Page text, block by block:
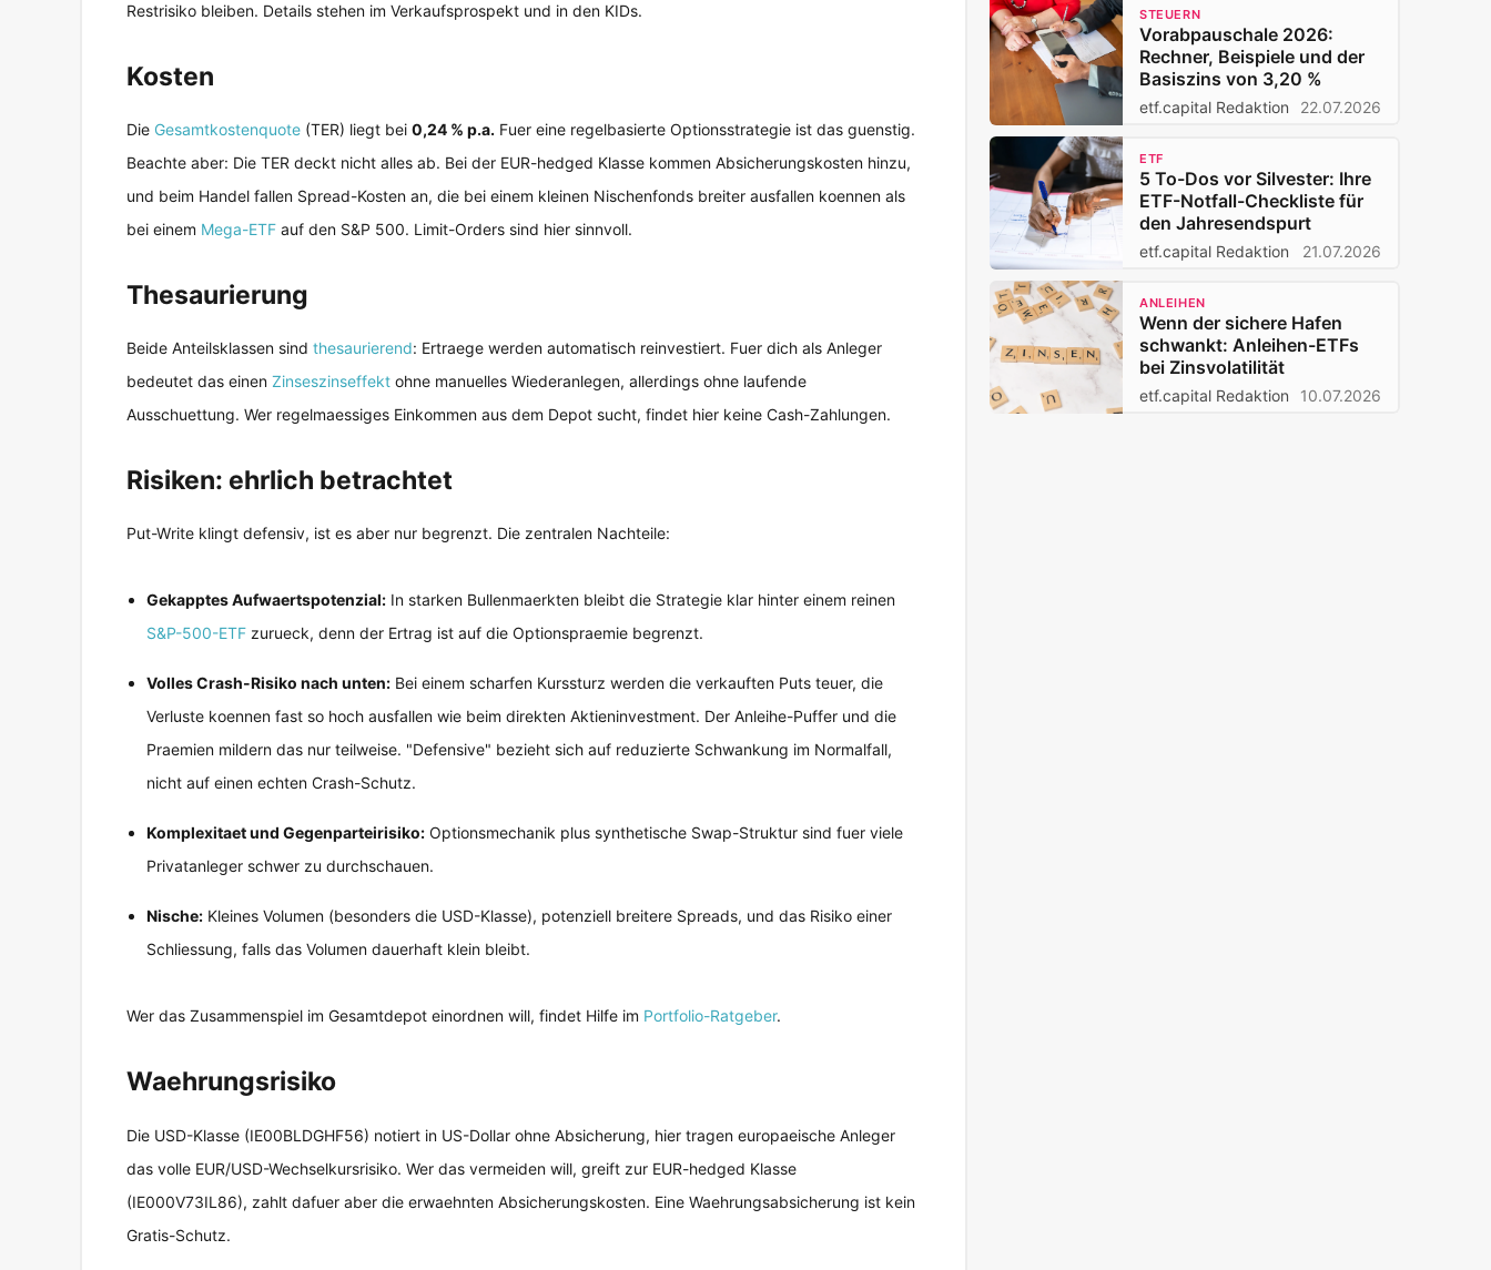
Restrisiko bleiben. Details stehen im Verkaufsprospekt und in den KIDs.
Kosten
Die Gesamtkostenquote (TER) liegt bei 0,24 % p.a. Fuer eine regelbasierte Optionsstrategie ist das guenstig.
Beachte aber: Die TER deckt nicht alles ab. Bei der EUR-hedged Klasse kommen Absicherungskosten hinzu,
und beim Handel fallen Spread-Kosten an, die bei einem kleinen Nischenfonds breiter ausfallen koennen als
bei einem Mega-ETF auf den S&P 500. Limit-Orders sind hier sinnvoll.
Thesaurierung
Beide Anteilsklassen sind thesaurierend: Ertraege werden automatisch reinvestiert. Fuer dich als Anleger
bedeutet das einen Zinseszinseffekt ohne manuelles Wiederanlegen, allerdings ohne laufende
Ausschuettung. Wer regelmaessiges Einkommen aus dem Depot sucht, findet hier keine Cash-Zahlungen.
Risiken: ehrlich betrachtet
Put-Write klingt defensiv, ist es aber nur begrenzt. Die zentralen Nachteile:
Gekapptes Aufwaertspotenzial: In starken Bullenmaerkten bleibt die Strategie klar hinter einem reinen
S&P-500-ETF zurueck, denn der Ertrag ist auf die Optionspraemie begrenzt.
Volles Crash-Risiko nach unten: Bei einem scharfen Kurssturz werden die verkauften Puts teuer, die
Verluste koennen fast so hoch ausfallen wie beim direkten Aktieninvestment. Der Anleihe-Puffer und die
Praemien mildern das nur teilweise. "Defensive" bezieht sich auf reduzierte Schwankung im Normalfall,
nicht auf einen echten Crash-Schutz.
Komplexitaet und Gegenparteirisiko: Optionsmechanik plus synthetische Swap-Struktur sind fuer viele
Privatanleger schwer zu durchschauen.
Nische: Kleines Volumen (besonders die USD-Klasse), potenziell breitere Spreads, und das Risiko einer
Schliessung, falls das Volumen dauerhaft klein bleibt.
Wer das Zusammenspiel im Gesamtdepot einordnen will, findet Hilfe im Portfolio-Ratgeber.
Waehrungsrisiko
Die USD-Klasse (IE00BLDGHF56) notiert in US-Dollar ohne Absicherung, hier tragen europaeische Anleger
das volle EUR/USD-Wechselkursrisiko. Wer das vermeiden will, greift zur EUR-hedged Klasse
(IE000V73IL86), zahlt dafuer aber die erwaehnten Absicherungskosten. Eine Waehrungsabsicherung ist kein
Gratis-Schutz.
STEUERN
Vorabpauschale 2026:
Rechner, Beispiele und der
Basiszins von 3,20 %
etf.capital Redaktion 22.07.2026
ETF
5 To-Dos vor Silvester: Ihre
ETF-Notfall-Checkliste für
den Jahresendspurt
etf.capital Redaktion 21.07.2026
ANLEIHEN
Wenn der sichere Hafen
schwankt: Anleihen-ETFs
bei Zinsvolatilität
etf.capital Redaktion 10.07.2026